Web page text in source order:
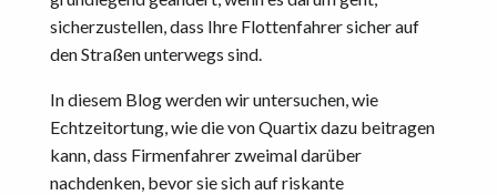
sicherzustellen, dass Ihre Flottenfahrer sicher auf
den Straßen unterwegs sind.
In diesem Blog werden wir untersuchen, wie
Echtzeitortung, wie die von Quartix dazu beitragen
kann, dass Firmenfahrer zweimal darüber
nachdenken, bevor sie sich auf riskante